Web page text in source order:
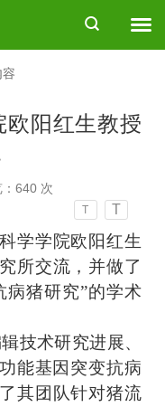
阳红生教授
：640 次
T T
学学院欧阳红生
所交流， 并做了
病猪研究”的学术
技术研究进展、
能基因突变抗病
其团队针对猪流